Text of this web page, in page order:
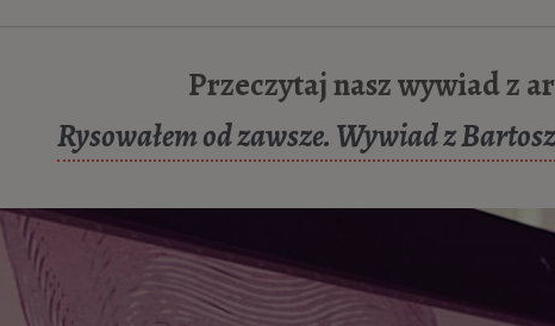
Przeczytaj nasz wywiad z
Rysowałem od zawsze. Wywiad z